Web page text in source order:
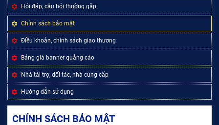
Hỏi đáp, câu hỏi thường gặp
Chính sách bảo mật
Điều khoản, chính sách giao thương
Bảng giá banner quảng cáo
Nhà tài trợ, đối tác, nhà cung cấp
Hướng dẫn sử dụng
CHÍNH SÁCH BẢO MẬT